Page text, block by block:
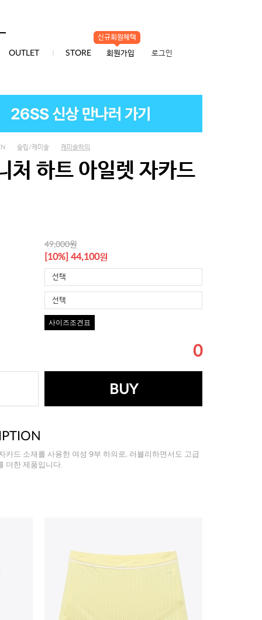
OUTLET STORE
신규회원혜택
회원가입 로그인
슬립/캐미솔 캐미솔하의
처 하트 아일렛 자카드
49,000원
[10%] 44,100원
선택
선택
사이즈조견표
0
BUY
카드 소재를 사용한 여성 9부 하의로, 러블리하면서도 고급
더한 제품입니다.